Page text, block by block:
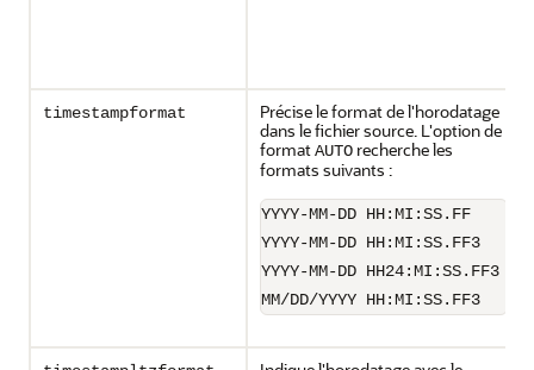
timestampformat
Précise le format de l'horodatage
dans le fichier source. L'option de
formatAUTO recherche les
formats suivants :
YYYY-MM-DD HH:MI:SS.FF
YYYY-MM-DD HH:MI:SS.FF3
YYYY-MM-DD HH24:MI:SS.FF3
MM/DD/YYYY HH:MI:SS.FF3